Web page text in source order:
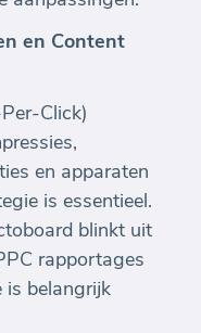
en Content
Click)
en apparaten
is essentieel.
blinkt uit
rapportages
is belangrijk